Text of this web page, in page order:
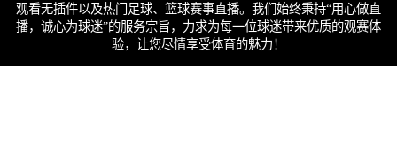
观看无插件以及热门足球、篮球赛事直播。我们始终秉持“用心做直
播，诚心为球迷”的服务宗旨，力求为每一位球迷带来优质的观赛体
验，让您尽情享受体育的魅力！